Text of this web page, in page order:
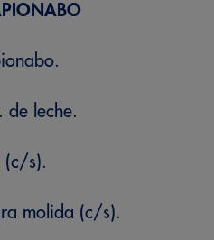
de leche.
(c/s).
molida (c/s).